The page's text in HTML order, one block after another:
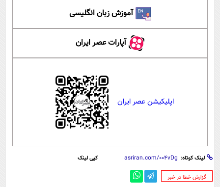
آموزش زبان انگلیسی
آپارات عصر ایران
اپلیکیشن عصر ایران
لینک کوتاه: کپی لینک
‌گزارش خطا در خبر